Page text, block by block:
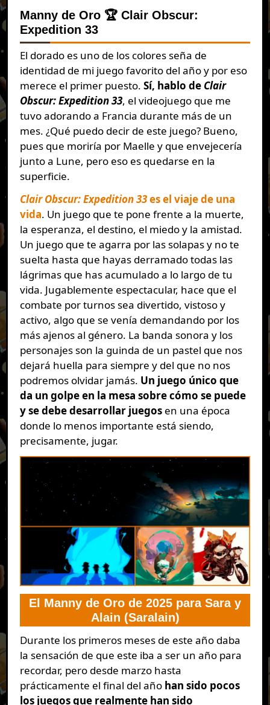
Manny de Oro 🏆 Clair Obscur:
Expedition 33
El dorado es uno de los colores seña de
identidad de mi juego favorito del año y por eso
merece el primer puesto. Sí, hablo de Clair
Obscur: Expedition 33, el videojuego que me
tuvo adorando a Francia durante más de un
mes. ¿Qué puedo decir de este juego? Bueno,
pues que moriría por Maelle y que envejecería
junto a Lune, pero eso es quedarse en la
superficie.
Clair Obscur: Expedition 33es el viaje de una
vida. Un juego que te pone frente a la muerte,
la esperanza, el destino, el miedo y la amistad.
Un juego que te agarra por las solapas y no te
suelta hasta que hayas derramado todas las
lágrimas que has acumulado a lo largo de tu
vida. Jugablemente espectacular, hace que el
combate por turnos sea divertido, vistoso y
activo, algo que se venía demandando por los
más ajenos al género. La banda sonora y los
personajes son la guinda de un pastel que nos
dejará huella para siempre y del que no nos
podremos olvidar jamás. Un juego único que
da un golpe en la mesa sobre cómo se puede
y se debe desarrollar juegosen una época
donde lo menos importante está siendo,
precisamente, jugar.
El Manny de Oro de 2025 para Sara y
Alain (Saralain)
Durante los primeros meses de este año daba
la sensación de que este iba a ser un año para
recordar, pero desde marzo hasta
prácticamente el final del año han sido pocos
los juegos que realmente han sido